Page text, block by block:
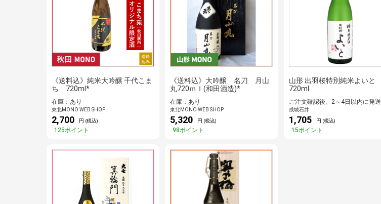
《送料込》純米大吟醸 千代こま
ち 720ml*
在庫：あり
東北MONO WEB SHOP
2,700 円 (税込)
125ポイント
《送料込》大吟醸 名刀 月山
丸720ｍｌ(和田酒造)*
在庫：あり
東北MONO WEB SHOP
5,320 円 (税込)
98ポイント
山形 出羽桜特別純米よいと
720ml
ご注文確認後、2～4日以内に発送
成城石井
1,705 円 (税込)
15ポイント